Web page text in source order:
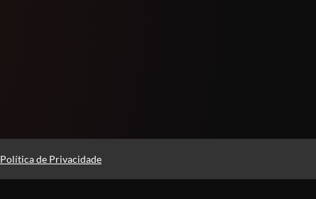
Política de Privacidade